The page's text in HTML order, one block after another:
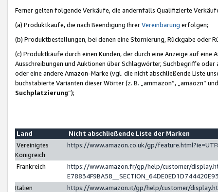
Ferner gelten folgende Verkäufe, die andernfalls Qualifizierte
(a) Produktkäufe, die nach Beendigung IhrerVereinbarung erfolgen;
(b) Produktbestellungen, bei denen eine Stornierung, Rückgabe oder
(c) Produktkäufe durch einen Kunden, der durch eine Anzeige auf
Ausschreibungen und Auktionen über Schlagwörter, Suchbegriffe
oder eine andere Amazon-Marke (vgl. die nicht abschließende Liste
buchstabierte Varianten dieser Wörter (z. B. „ammazon“, „amaozn“
Suchplatzierung”);
Land
Nicht abschließende Liste der Marken
Vereinigtes
Königreich
https://www.amazon.co.uk/gp/
Frankreich
https://www.amazon.fr/gp/help/customer/
Italien
https://www.amazon.it/gp/help/customer/